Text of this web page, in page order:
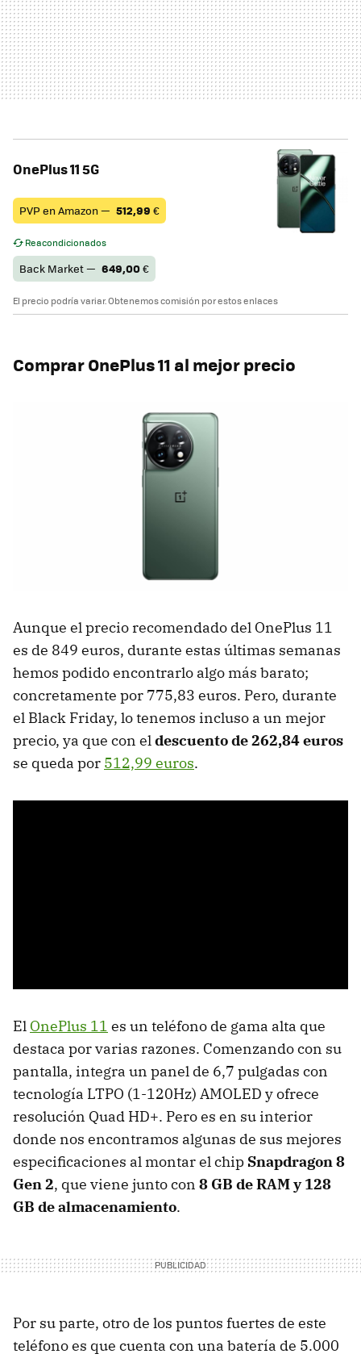
OnePlus 11 5G
PVP en Amazon — 512,99 €
Reacondicionados
Back Market — 649,00€
El precio podría variar. Obtenemos comisión por estos enlaces
Comprar OnePlus 11 al mejor precio
Aunque el precio recomendado del OnePlus 11
es de 849 euros, durante estas últimas semanas
hemos podido encontrarlo algo más barato;
concretamente por 775,83 euros. Pero, durante
el Black Friday, lo tenemos incluso a un mejor
precio, ya que con eldescuento de 262,84 euros
se queda por 512,99 euros.
El OnePlus 11 es un teléfono de gama alta que
destaca por varias razones. Comenzando con su
pantalla, integra un panel de 6,7 pulgadas con
tecnología LTPO (1-120Hz) AMOLED y ofrece
resolución Quad HD+. Pero es en su interior
donde nos encontramos algunas de sus mejores
especificaciones al montar el chip Snapdragon 8
Gen 2, que viene junto con 8 GB de RAM y 128
GB de almacenamiento.
Por su parte, otro de los puntos fuertes de este
teléfono es que cuenta con una batería de 5.000